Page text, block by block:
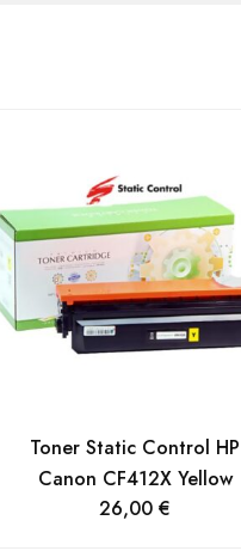
Toner Static Control HP
Canon CF412X Yellow
26,00 €